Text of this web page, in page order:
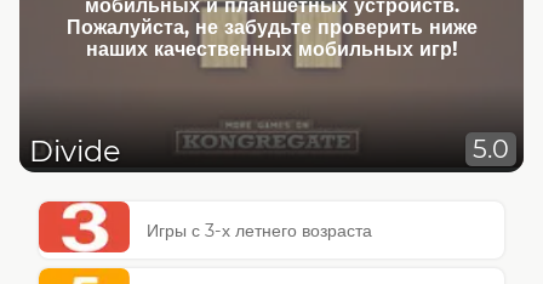
мобильных и планшетных устройств.
Пожалуйста, не забудьте проверить ниже
наших качественных мобильных игр!
Divide 5.0
Игры с 3-х летнего возраста